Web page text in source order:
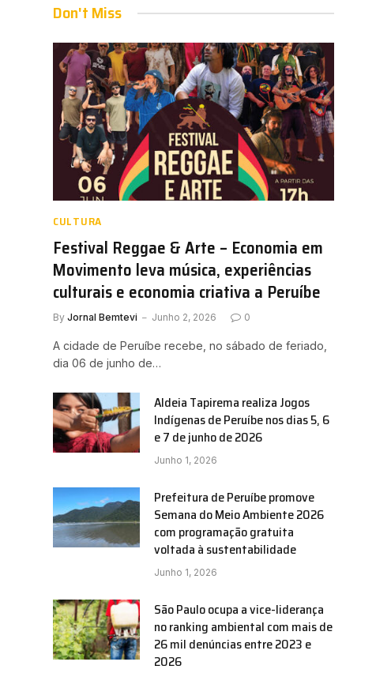
Don't Miss
CULTURA
Festival Reggae & Arte – Economia em
Movimento leva música, experiências
culturais e economia criativa a Peruíbe
By Jornal Bemtevi Junho 2, 2026 0
A cidade de Peruíbe recebe, no sábado de feriado,
dia 06 de junho de…
Aldeia Tapirema realiza Jogos
Indígenas de Peruíbe nos dias 5, 6
e 7 de junho de 2026
Junho 1, 2026
Prefeitura de Peruíbe promove
Semana do Meio Ambiente 2026
com programação gratuita
voltada à sustentabilidade
Junho 1, 2026
São Paulo ocupa a vice-liderança
no ranking ambiental com mais de
26 mil denúncias entre 2023 e
2026